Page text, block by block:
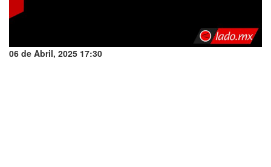
06 de Abril, 2025 17:30